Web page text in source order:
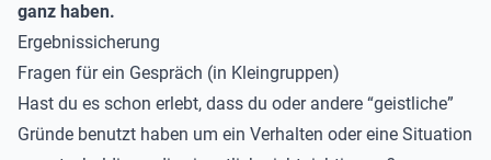
ganz haben.
Ergebnissicherung
Fragen für ein Gespräch (in Kleingruppen)
Hast du es schon erlebt, dass du oder andere “geistliche”
Gründe benutzt haben um ein Verhalten oder eine Situation